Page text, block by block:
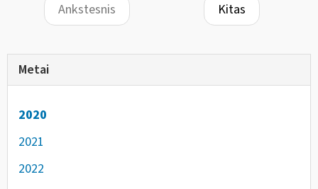
Ankstesnis Kitas
Metai
2020
2021
2022